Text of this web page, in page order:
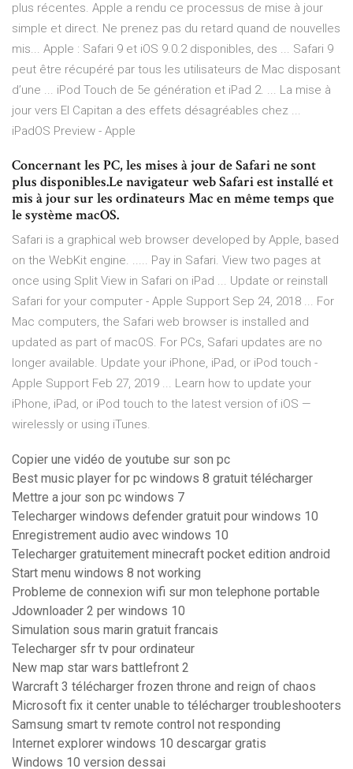
plus récentes. Apple a rendu ce processus de mise à jour
simple et direct. Ne prenez pas du retard quand de nouvelles
mis... Apple : Safari 9 et iOS 9.0.2 disponibles, des ... Safari 9
peut être récupéré par tous les utilisateurs de Mac disposant
d’une ... iPod Touch de 5e génération et iPad 2. ... La mise à
jour vers El Capitan a des effets désagréables chez ...
iPadOS Preview - Apple
Concernant les PC, les mises à jour de Safari ne sont
plus disponibles.Le navigateur web Safari est installé et
mis à jour sur les ordinateurs Mac en même temps que
le système macOS.
Safari is a graphical web browser developed by Apple, based
on the WebKit engine. ..... Pay in Safari. View two pages at
once using Split View in Safari on iPad ... Update or reinstall
Safari for your computer - Apple Support Sep 24, 2018 ... For
Mac computers, the Safari web browser is installed and
updated as part of macOS. For PCs, Safari updates are no
longer available. Update your iPhone, iPad, or iPod touch -
Apple Support Feb 27, 2019 ... Learn how to update your
iPhone, iPad, or iPod touch to the latest version of iOS —
wirelessly or using iTunes.
Copier une vidéo de youtube sur son pc
Best music player for pc windows 8 gratuit télécharger
Mettre a jour son pc windows 7
Telecharger windows defender gratuit pour windows 10
Enregistrement audio avec windows 10
Telecharger gratuitement minecraft pocket edition android
Start menu windows 8 not working
Probleme de connexion wifi sur mon telephone portable
Jdownloader 2 per windows 10
Simulation sous marin gratuit francais
Telecharger sfr tv pour ordinateur
New map star wars battlefront 2
Warcraft 3 télécharger frozen throne and reign of chaos
Microsoft fix it center unable to télécharger troubleshooters
Samsung smart tv remote control not responding
Internet explorer windows 10 descargar gratis
Windows 10 version dessai